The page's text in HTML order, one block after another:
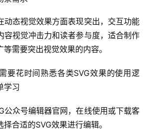
动态视觉效果方面表现突出，交互功能
容视觉冲击力和读者参与度，适合制作
需要突出视觉效果的内容。
要花时间熟悉各类SVG效果的使用逻
学习
公众号编辑器官网，在线使用或下载客
合适的SVG效果进行编辑。